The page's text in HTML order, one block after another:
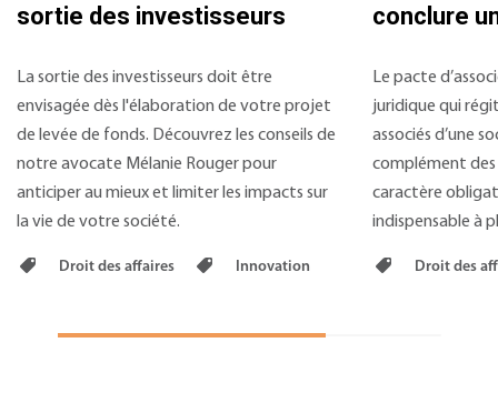
sortie des investisseurs
La sortie des investisseurs doit être
envisagée dès l'élaboration de votre projet
de levée de fonds. Découvrez les conseils de
notre avocate Mélanie Rouger pour
anticiper au mieux et limiter les impacts sur
la vie de votre société.
Droit des affaires Innovation
conclure
Le pacte
juridique qui
associés d’une
complément des
caractère
indispensable à
Droit des